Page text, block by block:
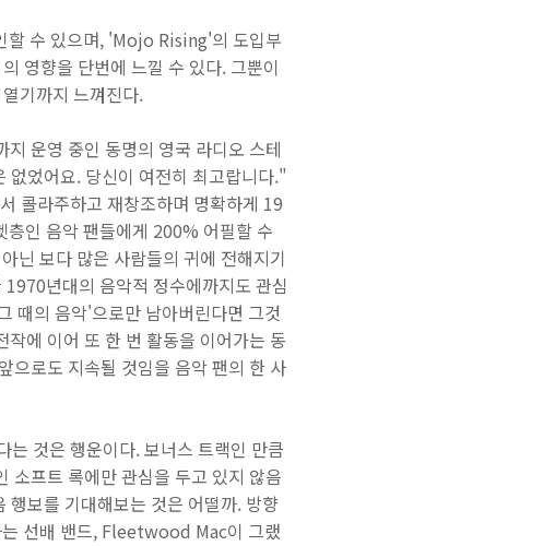
할 수 있으며, 'Mojo Rising'의 도입부
영향을 단번에 느낄 수 있다. 그뿐이
기까지 느껴진다.
운영 중인 동명의 영국 라디오 스테
없었어요. 당신이 여전히 최고랍니다."
콜라주하고 재창조하며 명확하게 19
인 음악 팬들에게 200% 어필할 수
닌 보다 많은 사람들의 귀에 전해지기
년대의 음악적 정수에까지도 관심
때의 음악'으로만 남아버린다면 그것
에 이어 또 한 번 활동을 이어가는 동
으로도 지속될 것임을 음악 팬의 한 사
것은 행운이다. 보너스 트랙인 만큼
소프트 록에만 관심을 두고 있지 않음
보를 기대해보는 것은 어떨까. 방향
는 선배 밴드, Fleetwood Mac이 그랬